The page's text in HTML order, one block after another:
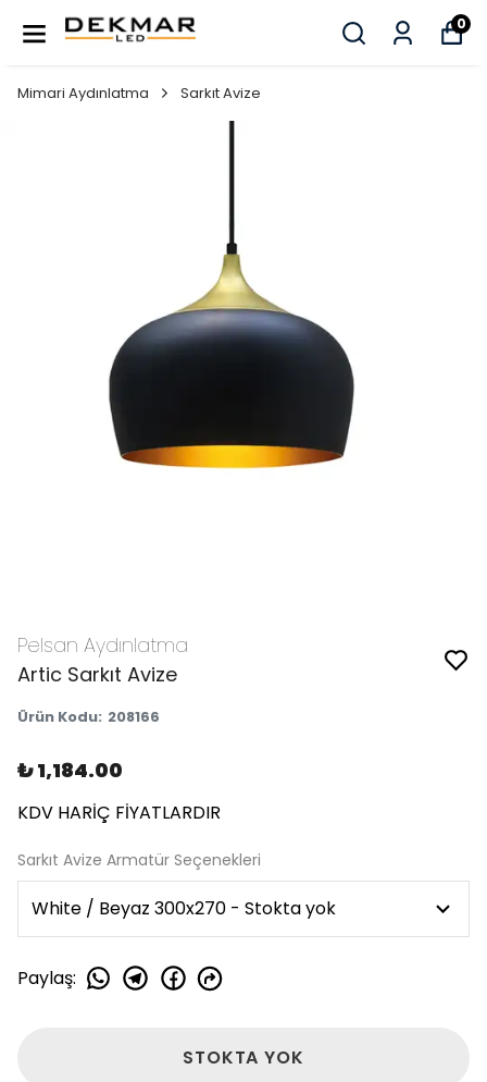
0
Mimari Aydınlatma Sarkıt Avize
Pelsan Aydınlatma
Artic Sarkıt Avize
Ürün Kodu: 208166
₺ 1,184.00
KDV HARİÇ FİYATLARDIR
Sarkıt Avize Armatür Seçenekleri
Paylaş:
STOKTA YOK